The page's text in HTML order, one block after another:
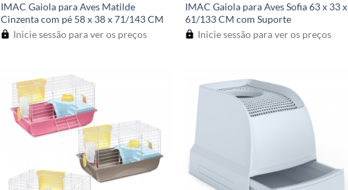
IMAC Gaiola para Aves Matilde
Cinzenta com pé 58 x 38 x 71/143 CM
Inicie sessão para ver os preços
IMAC Gaiola para Aves Sofia 63 x 33 x
61/133 CM com Suporte
Inicie sessão para ver os preços